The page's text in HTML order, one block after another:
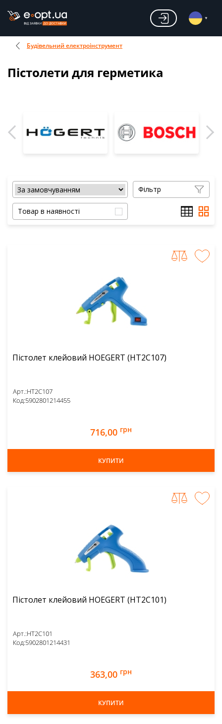
Будівельний електроінструмент
Пістолети для герметика
Фільтр
Товар в наявності
Пістолет клейовий HOEGERT (HT2C107)
Арт.:HT2C107
Код:5902801214455
716,00 грн
КУПИТИ
Пістолет клейовий HOEGERT (HT2C101)
Арт.:HT2C101
Код:5902801214431
363,00 грн
КУПИТИ